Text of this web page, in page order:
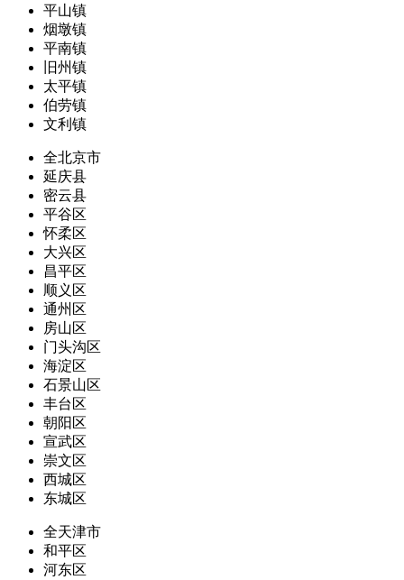
平山镇
烟墩镇
平南镇
旧州镇
太平镇
伯劳镇
文利镇
全北京市
延庆县
密云县
平谷区
怀柔区
大兴区
昌平区
顺义区
通州区
房山区
门头沟区
海淀区
石景山区
丰台区
朝阳区
宣武区
崇文区
西城区
东城区
全天津市
和平区
河东区